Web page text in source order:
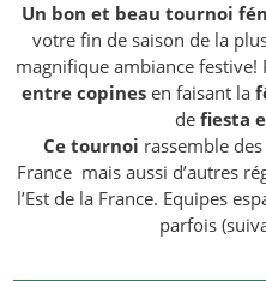
Un bon et beau tournoi
votre fin de saison de la
magnifique ambiance festive!
entre copines en faisant la
de fiesta
Ce tournoi rassemble
France mais aussi d’autres
l’Est de la France. Equipes
parfois